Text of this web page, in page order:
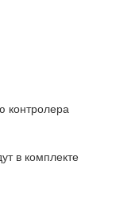
контролера
в комплекте